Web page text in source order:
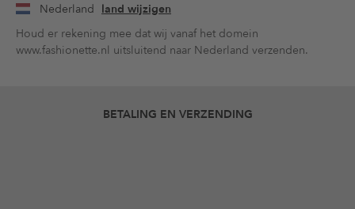
Nederland land wijzigen
Houd er rekening mee dat wij vanaf het domein
www.fashionette.nl uitsluitend naar Nederland verzenden.
BETALING EN VERZENDING